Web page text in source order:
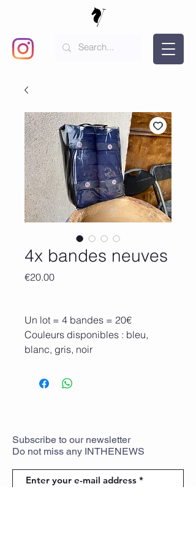
4x bandes neuves
€20.00Price
Un lot = 4 bandes = 20€
Couleurs disponibles : bleu,
blanc, gris, noir
Subscribe to our newsletter
Do not miss any INTHENEWS